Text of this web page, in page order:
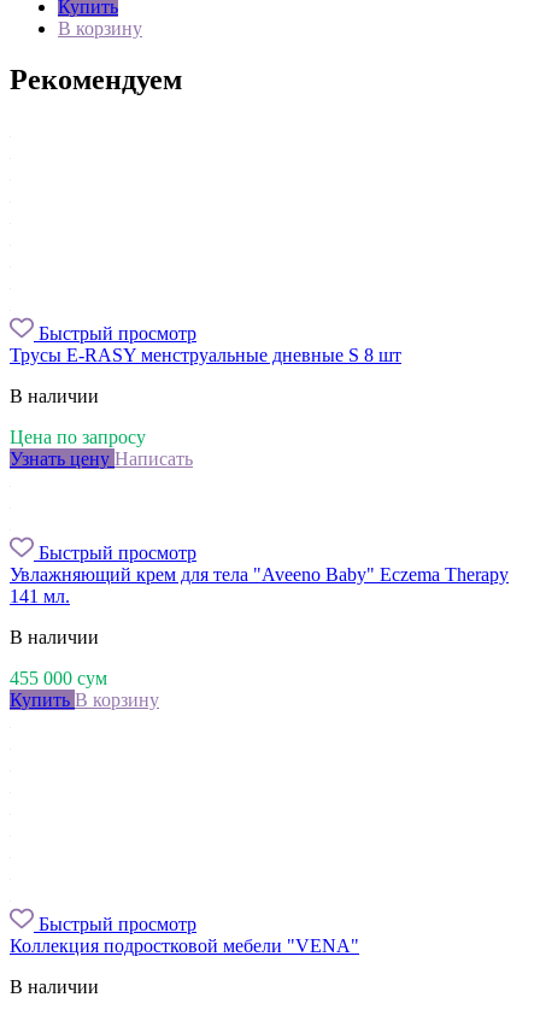
Купить
В корзину
Рекомендуем
Быстрый просмотр
Трусы E-RASY менструальные дневные S 8 шт
В наличии
Цена по запросу
Узнать цену Написать
Быстрый просмотр
Увлажняющий крем для тела "Aveeno Baby" Eczema Therapy
141 мл.
В наличии
455 000 сум
Купить В корзину
Быстрый просмотр
Коллекция подростковой мебели "VENA"
В наличии